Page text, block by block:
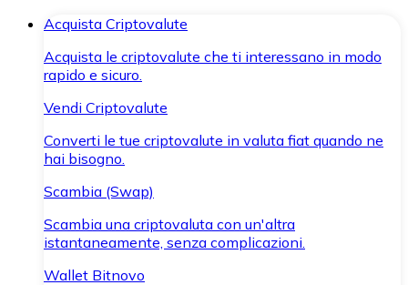
Acquista Criptovalute
Acquista le criptovalute che ti interessano in modo
rapido e sicuro.
Vendi Criptovalute
Converti le tue criptovalute in valuta fiat quando ne
hai bisogno.
Scambia (Swap)
Scambia una criptovaluta con un'altra
istantaneamente, senza complicazioni.
Wallet Bitnovo